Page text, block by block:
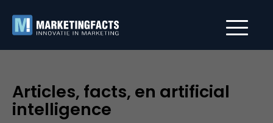
Articles, facts, en artificial
intelligence